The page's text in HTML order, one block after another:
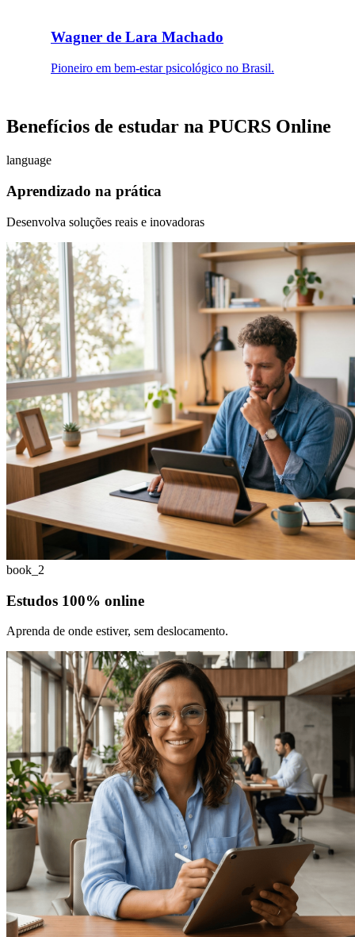
Wagner de Lara Machado
Pioneiro em bem-estar psicológico no Brasil.
Benefícios de estudar na PUCRS Online
language
Aprendizado na prática
Desenvolva soluções reais e inovadoras
book_2
Estudos 100% online
Aprenda de onde estiver, sem deslocamento.